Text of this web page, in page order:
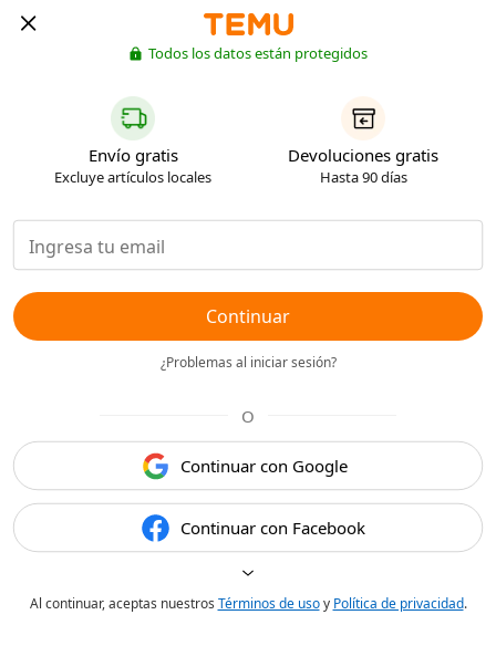
Todos los datos están protegidos
Envío gratis
Excluye artículos locales
Devoluciones gratis
Hasta 90 días
Continuar
¿Problemas al iniciar sesión?
O
Continuar con Google
Continuar con Facebook
Al continuar, aceptas nuestros Términos de usoy Política de privacidad.